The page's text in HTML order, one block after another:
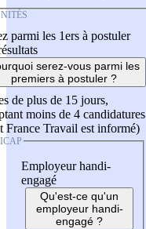
parmi les 1ers à postuler
serez-vous parmi les
premiers à postuler ?
de plus de 15 jours,
moins de 4 candidatures
France Travail est informé)
Employeur handi-
engagé
Qu'est-ce qu'un
employeur handi-
engagé ?